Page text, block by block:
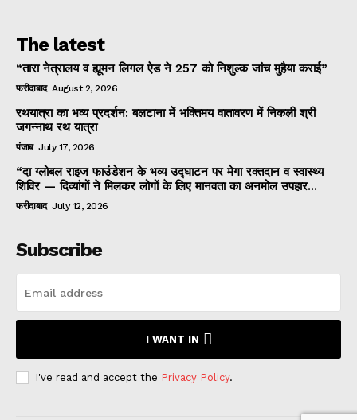
The latest
“तारा नेत्रालय व ह्यूमन लिगल ऐड ने 257 को निशुल्क जांच मुहैया कराई”
फरीदाबाद August 2, 2026
रथयात्रा का भव्य प्रदर्शन: बलटाना में भक्तिमय वातावरण में निकली श्री
जगन्नाथ रथ यात्रा
पंजाब July 17, 2026
“दा ग्लोबल राइज फाउंडेशन के भव्य उद्घाटन पर मेगा रक्तदान व स्वास्थ्य
शिविर — दिव्यांगों ने मिलकर लोगों के लिए मानवता का अनमोल उपहार...
फरीदाबाद July 12, 2026
Subscribe
I WANT IN
I've read and accept the Privacy Policy.